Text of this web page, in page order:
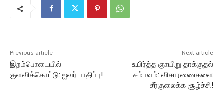
Previous article
இறம்பொடையில்
குளவிக்கொட்டு: ஐவர் பாதிப்பு!
Next article
உயிர்த்த ஞாயிறு தாக்குதல்
சம்பவம்: விசாரணைகளை
சீர்குலைக்க சூழ்ச்சி!